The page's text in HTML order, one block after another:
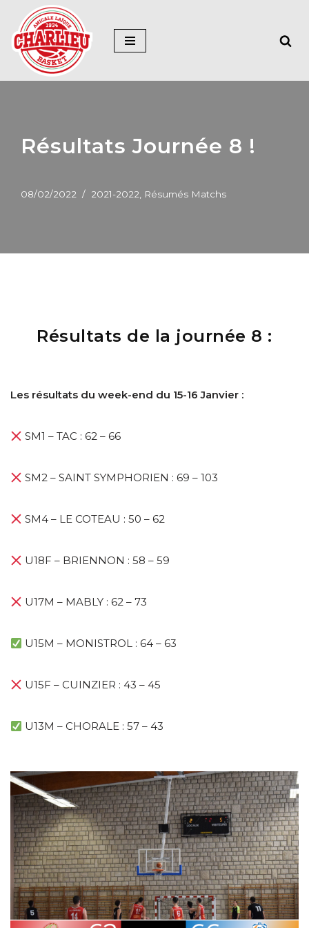
Aller
au
contenu
Résultats Journée 8 !
08/02/2022 2021-2022 Résumés Matchs
Résultats de la journée 8 :
Les résultats du week-end du 15-16 Janvier :
SM1 – TAC : 62 – 66
SM2 – SAINT SYMPHORIEN : 69 – 103
SM4 – LE COTEAU : 50 – 62
U18F – BRIENNON : 58 – 59
U17M – MABLY : 62 – 73
U15M – MONISTROL : 64 – 63
U15F – CUINZIER : 43 – 45
U13M – CHORALE : 57 – 43